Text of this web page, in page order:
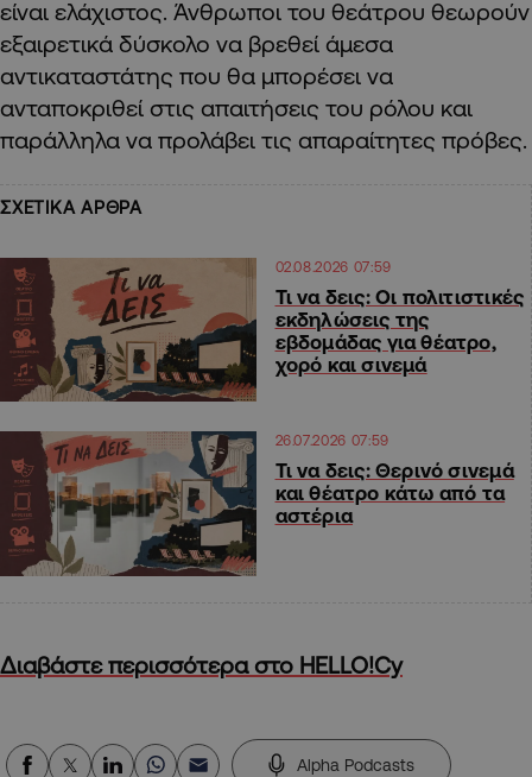
είναι ελάχιστος. Άνθρωποι του θεάτρου θεωρούν
εξαιρετικά δύσκολο να βρεθεί άμεσα
αντικαταστάτης που θα μπορέσει να
ανταποκριθεί στις απαιτήσεις του ρόλου και
παράλληλα να προλάβει τις απαραίτητες πρόβες.
ΣΧΕΤΙΚΑ ΑΡΘΡΑ
02.08.2026 07:59
Τι να δεις: Οι πολιτιστικές
εκδηλώσεις της
εβδομάδας για θέατρο,
χορό και σινεμά
26.07.2026 07:59
Τι να δεις: Θερινό σινεμά
και θέατρο κάτω από τα
αστέρια
Διαβάστε περισσότερα στο HELLO!Cy
Alpha Podcasts